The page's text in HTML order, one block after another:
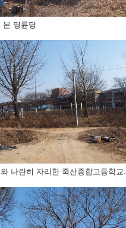
본 명륜당
나란히 자리한 죽산종합고등학교.